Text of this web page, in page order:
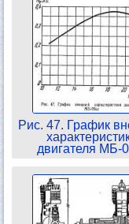
Рис. 47. График
двигателя МБ-